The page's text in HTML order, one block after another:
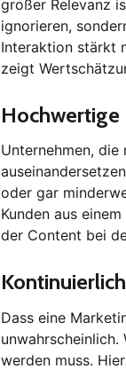
großer Relevanz
ignorieren,
Interaktion stärkt
zeigt
Hochwertige
Unternehmen,
oder gar
Kunden aus
der Content bei
Dass eine
werden muss.